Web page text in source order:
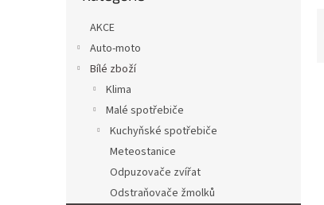
AKCE
Auto-moto
Bílé zboží
Klima
Malé spotřebiče
Kuchyňské spotřebiče
Meteostanice
Odpuzovače zvířat
Odstraňovače žmolků